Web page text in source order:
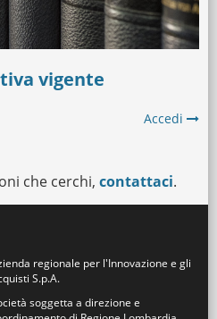
vigente
Accedi
che cerchi, contattaci.
regionale per l'Innovazione e gli
S.p.A.
soggetta a direzione e